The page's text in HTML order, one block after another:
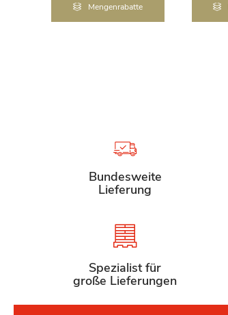
Mengenrabatte
Bundesweite
Lieferung
Spezialist für
große Lieferungen